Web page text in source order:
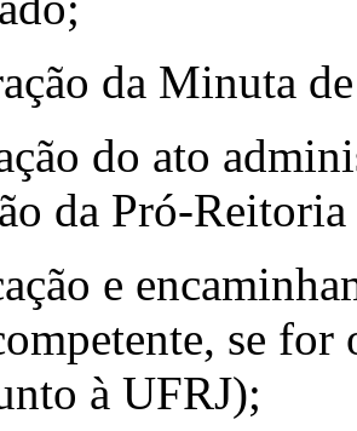
da Minuta
do ato
da Pró-
e
se for
à UFRJ);